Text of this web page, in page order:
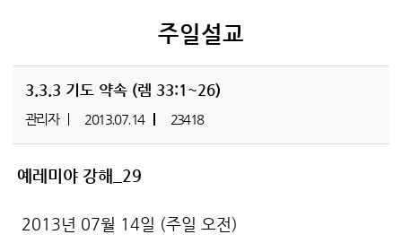
주일설교
3.3.3 기도 약속 (렘 33:1~26)
관리자 2013.07.14 23418
예레미야 강해_29
2013년 07월 14일 (주일 오전)